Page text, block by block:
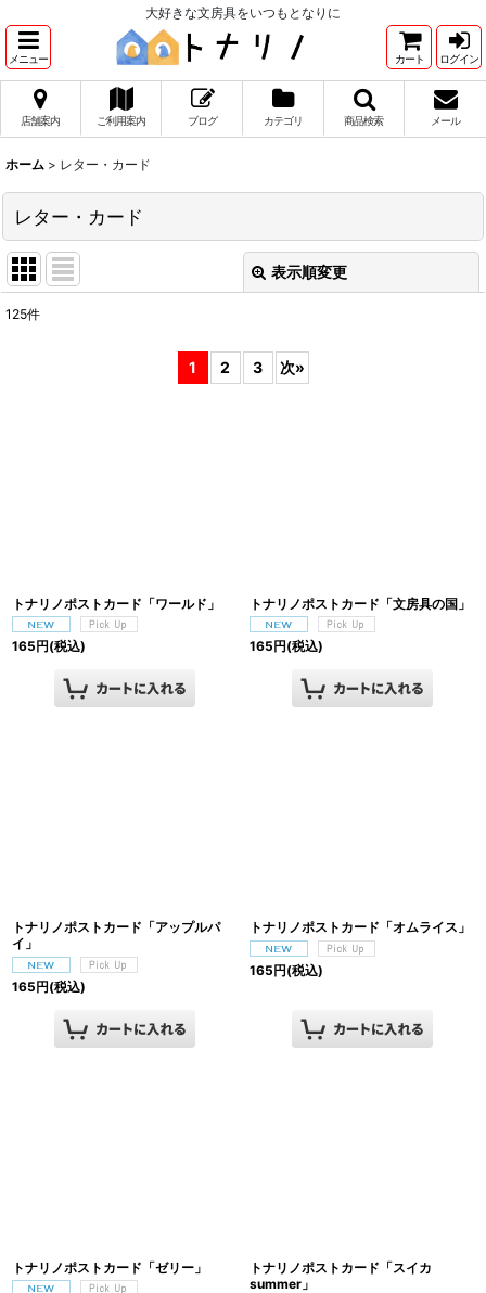
大好きな文房具をいつもとなりに
メニュー カート ログイン
店舗案内 ご利用案内 ブログ カテゴリ 商品検索 メール
ホーム > レター・カード
レター・カード
表示順変更
サブカテゴリ
125件
1 2 3 次»
トナリノポストカード「ワールド」
165円(税込)
トナリノポストカード「文房具の国」
165円(税込)
トナリノポストカード「アップルパ
イ」
165円(税込)
トナリノポストカード「オムライス」
165円(税込)
トナリノポストカード「ゼリー」
トナリノポストカード「スイカ
summer」